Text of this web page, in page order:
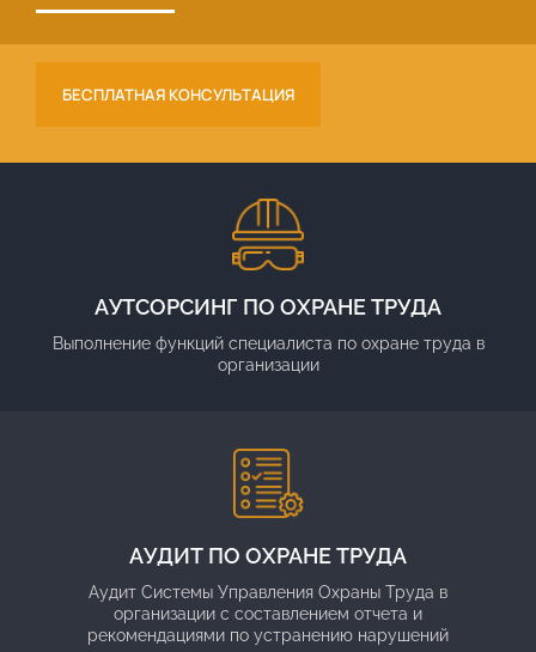
БЕСПЛАТНАЯ КОНСУЛЬТАЦИЯ
АУТСОРСИНГ ПО ОХРАНЕ ТРУДА
Выполнение функций специалиста по охране труда в
организации
АУДИТ ПО ОХРАНЕ ТРУДА
Аудит Системы Управления Охраны Труда в
организации с составлением отчета и
рекомендациями по устранению нарушений